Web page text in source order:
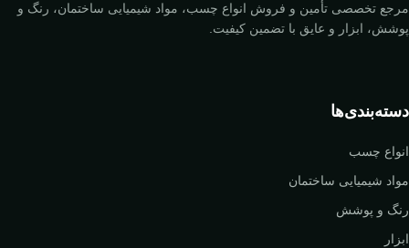
مرجع تخصصی تأمین و فروش انواع چسب، مواد شیمیایی ساختمان، رنگ و
پوشش، ابزار و عایق با تضمین کیفیت.
دسته‌بندی‌ها
انواع چسب
مواد شیمیایی ساختمان
رنگ و پوشش
ابزار